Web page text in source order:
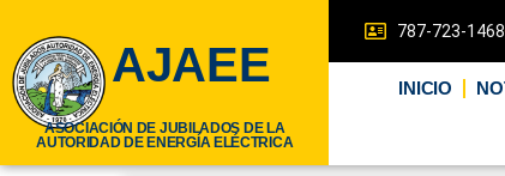
787-723-1468
AJAEE
ASOCIACIÓN DE JUBILADOS DE LA
AUTORIDAD DE ENERGÍA ELÉCTRICA
INICIO